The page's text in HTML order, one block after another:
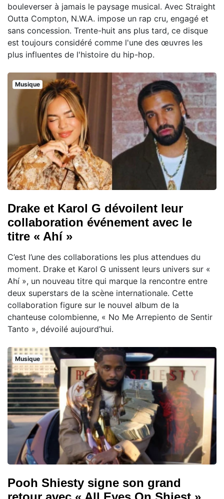
bouleverser à jamais le paysage musical. Avec Straight
Outta Compton, N.W.A. impose un rap cru, engagé et
sans concession. Trente-huit ans plus tard, ce disque
est toujours considéré comme l'une des œuvres les
plus influentes de l'histoire du hip-hop.
Musique
Drake et Karol G dévoilent leur
collaboration événement avec le
titre « Ahí »
C’est l’une des collaborations les plus attendues du
moment. Drake et Karol G unissent leurs univers sur «
Ahí », un nouveau titre qui marque la rencontre entre
deux superstars de la scène internationale. Cette
collaboration figure sur le nouvel album de la
chanteuse colombienne, « No Me Arrepiento de Sentir
Tanto », dévoilé aujourd’hui.
Musique
Pooh Shiesty signe son grand